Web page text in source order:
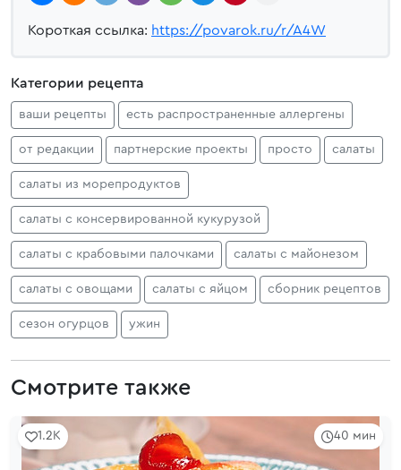
Короткая ссылка: https://povarok.ru/r/A4W
Категории рецепта
ваши рецепты есть распространенные аллергены
от редакции партнерские проекты просто салаты
салаты из морепродуктов
салаты с консервированной кукурузой
салаты с крабовыми палочками салаты с майонезом
салаты с овощами салаты с яйцом сборник рецептов
сезон огурцов ужин
Смотрите также
40 мин
1.2K